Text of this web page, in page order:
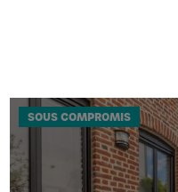
SOUS COMPROMIS